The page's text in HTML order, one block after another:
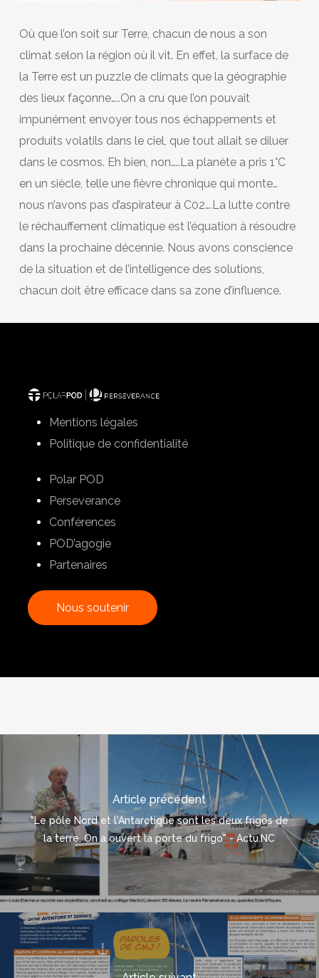
Où que l’on soit sur Terre, chacun de nous a son
climat selon la région où il vit. En effet, la surface de
la Terre est un puzzle de climats que la géographie
des lieux façonne…..On a cru que l’on pouvait
impunément envoyer tous nos échappements et
produits volatils dans le ciel, que tout allait se diluer
dans le cosmos. Eh bien, non…..La planète a pris 1°C
en un siècle, telle une fièvre chronique qui monte…
nous n’avons pas d’aspirateur à C02….La lutte contre
le réchauffement climatique est l’équation à résoudre
dans la prochaine décennie. Nous avons conscience
de la situation et de l’intelligence des solutions,
chacun doit être efficace dans sa zone d’influence.
Mentions légales
Politique de confidentialité
Polar POD
Perseverance
Conférences
POD’agogie
Partenaires
Nous soutenir
Article précédent
"Le pôle Nord et l'Antarctique sont les deux frigos de
la terre. On a ouvert la porte du frigo" - Actu.NC